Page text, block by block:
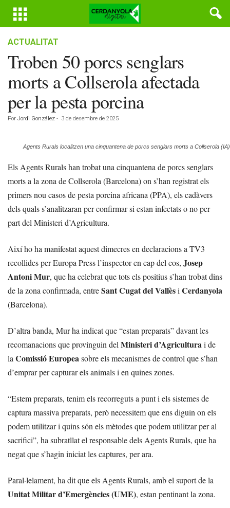
ACTUALITAT
Troben 50 porcs senglars
morts a Collserola afectada
per la pesta porcina
Por Jordi González - 3 de desembre de 2025
Agents Rurals localitzen una cinquantena de porcs senglars morts a Collserola (IA)
Els Agents Rurals han trobat una cinquantena de porcs senglars
morts a la zona de Collserola (Barcelona) on s’han registrat els
primers nou casos de pesta porcina africana (PPA), els cadàvers
dels quals s’analitzaran per confirmar si estan infectats o no per
part del Ministeri d’Agricultura.
Així ho ha manifestat aquest dimecres en declaracions a TV3
recollides per Europa Press l’inspector en cap del cos, Josep
Antoni Mur, que ha celebrat que tots els positius s’han trobat dins
de la zona confirmada, entreSant Cugat del Vallèsi Cerdanyola
(Barcelona).
D’altra banda, Mur ha indicat que “estan preparats” davant les
recomanacions que provinguin del Ministeri d’Agriculturai de
la Comissió Europeasobre els mecanismes de control que s’han
d’emprar per capturar els animals i en quines zones.
“Estem preparats, tenim els recorreguts a punt i els sistemes de
captura massiva preparats, però necessitem que ens diguin on els
podem utilitzar i quins són els mètodes que podem utilitzar per al
sacrifici”, ha subratllat el responsable dels Agents Rurals, que ha
negat que s’hagin iniciat les captures, per ara.
Paral·lelament, ha dit que els Agents Rurals, amb el suport de la
Unitat Militar d’Emergències (UME), estan pentinant la zona.